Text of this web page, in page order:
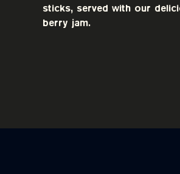
sticks, served with our
berry jam.